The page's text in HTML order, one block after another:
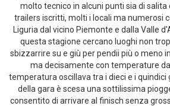
molto tecnico in alcuni punti sia di salita
trailers iscritti, molti i locali ma numerosi
Liguria dal vicino Piemonte e dalla Valle
questa stagione cercano luoghi non
sbizzarrire su e giù per pendii più o meno
ma decisamente con temperature
temperatura oscillava tra i dieci e i quindici
della gara è scesa una sottilissima
consentito di arrivare al finisch senza